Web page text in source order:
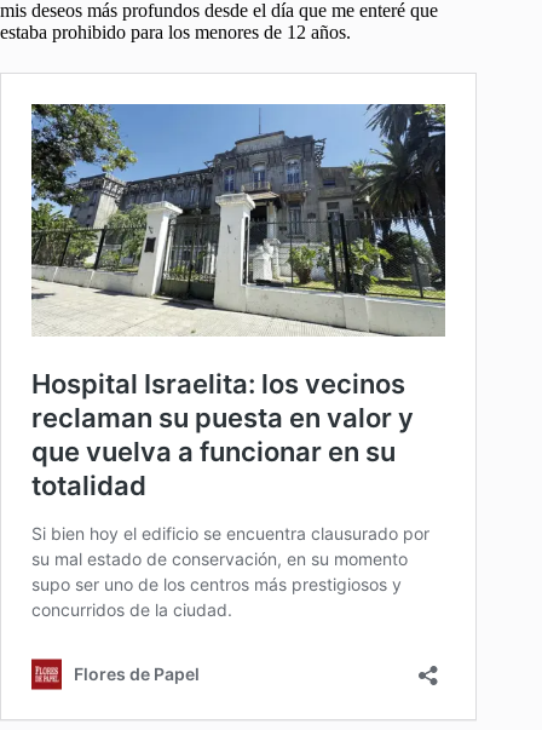
mis deseos más profundos desde el día que me enteré que
estaba prohibido para los menores de 12 años.